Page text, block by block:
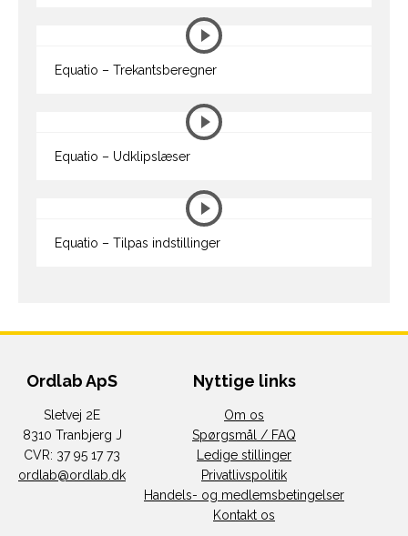
Equatio – Trekantsberegner
Equatio – Udklipslæser
Equatio – Tilpas indstillinger
Ordlab ApS
Sletvej 2E
8310 Tranbjerg J
CVR: 37 95 17 73
ordlab@ordlab.dk
Nyttige links
Om os
Spørgsmål / FAQ
Ledige stillinger
Privatlivspolitik
Handels- og medlemsbetingelser
Kontakt os